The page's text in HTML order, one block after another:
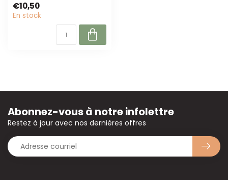
se compose...
€10,50
En stock
Abonnez-vous à notre infolettre
Restez à jour avec nos dernières offres